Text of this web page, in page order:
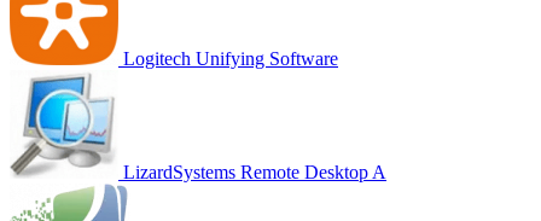
Logitech Unifying Software
LizardSystems Remote Desktop A